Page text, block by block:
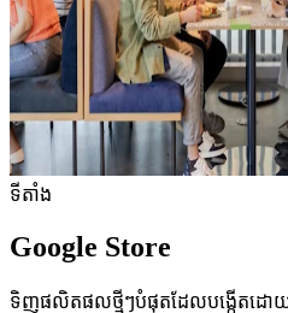
ទីតាំង
Google Store
ទិញផលិតផលថ្មីៗបំផុតដែលបង្កើតដោ